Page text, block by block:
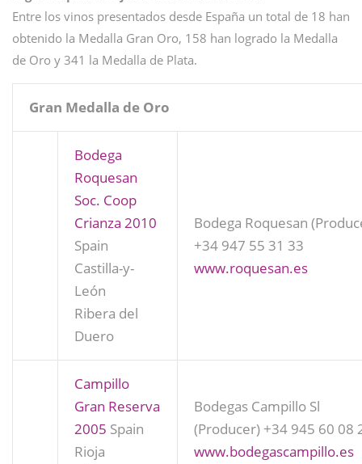
Entre los vinos presentados desde España un total de 18 han
obtenido la Medalla Gran Oro, 158 han logrado la Medalla
de Oro y 341 la Medalla de Plata.
Gran Medalla de Oro
Bodega
Roquesan
Soc. Coop
Crianza 2010
Spain
Castilla-y-
León
Ribera del
Duero
Bodega Roquesan
+34 947 55 31 33
www.roquesan.es
Campillo
Gran Reserva
2005 Spain
Rioja
Bodegas Campillo Sl
(Producer) +34 945 60 08
www.bodegascampillo.es